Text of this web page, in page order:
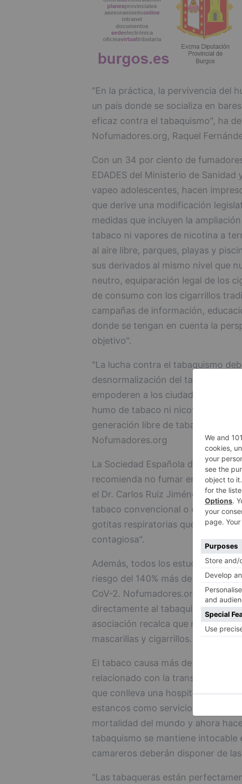
"En la práctica, la pervivencia del
un país donde se socializa en
eficaz contra el tabaquismo", ha
Nofumadores.org, Raquel
Con un 34 por ciento de
EDADES del Ministerio de
vapeo adolescentes, hacen
que derive una modificación
medidas que incluyen la
tabaco ni vapores de nicotina a
al aire libre, parques, playas y
sus derivados al mismo nivel que
neutro, equiparación legal de los
de consumo con los cigarrillos
campañas de información,
donde se tengan en cuenta la
objetivo".
"La lucha contra el tabaquismo
desnormalización del tabaco, y
empoderen a los ciudadanos a
humo de tabaco ni nicotina, y que
generación libre de tabaco y de
Nofumadores.org
La Sociedad Española de
recomienda no fumar en las
el Dr. Carlos Ruiz Jiménez-Ruiz
tabaco convencional o
gotitas respiratorias que pueden
contagiosa".
Además, todos los estudios
riesgo del 140% más de sufrir
CoV-2. Nofumadores.org se
directamente al tabaquismo
asociación recalca que resulta
mascarillas y cigarrillos.
El tabaco causa más de 55.000
relacionado con la transmisión de
que conlleva una hospitalización
estancos como servicio esencial
mortalidad del mundo y ahora
tabaquismo se mantiene intocable
camareros deberán disponer de
"Las tabaqueras están